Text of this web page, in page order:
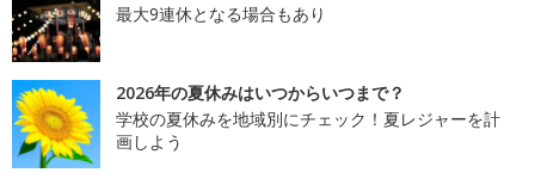
最大9連休となる場合もあり
2026年の夏休みはいつからいつまで？
学校の夏休みを地域別にチェック！夏レジャーを計
画しよう